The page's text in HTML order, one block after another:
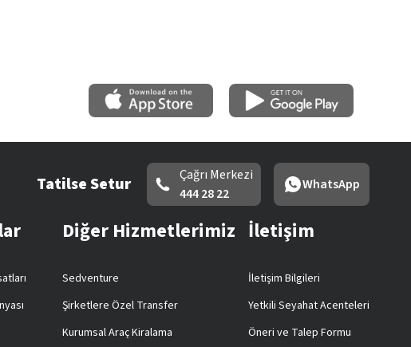
Tatilse Setur
Çağrı Merkezi
444 28 22
WhatsApp
Diğer Hizmetlerimiz
Sedventure
Şirketlere Özel Transfer
Kurumsal Araç Kiralama
İletişim
İletişim Bilgileri
Yetkili Seyahat Acenteleri
Öneri ve Talep Formu